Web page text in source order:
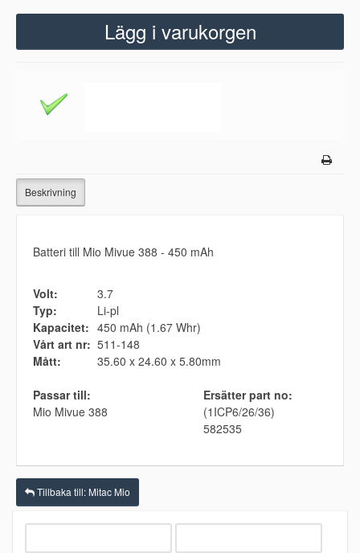
Beskrivning
Batteri till Mio Mivue 388 - 450 mAh
Volt:
3.7
Typ:
Li-pl
Kapacitet: 450 mAh (1.67 Whr)
Vårt art nr: 511-148
Mått:
35.60 x 24.60 x 5.80mm
Passar till:
Ersätter part no:
Mio Mivue 388
(1ICP6/26/36)
582535
Tillbaka till: Mitac Mio